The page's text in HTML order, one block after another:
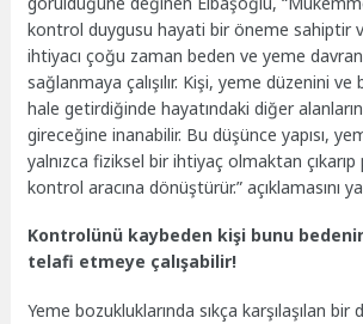
kontrol duygusu hayati bir öneme sahiptir
ihtiyacı çoğu zaman beden ve yeme
sağlanmaya çalışılır. Kişi, yeme düzenini ve
hale getirdiğinde hayatındaki diğer
gireceğine inanabilir. Bu düşünce yapısı,
yalnızca fiziksel bir ihtiyaç olmaktan
kontrol aracına dönüştürür.” açıklamasını
Kontrolünü kaybeden kişi bunu
telafi etmeye çalışabilir!
Yeme bozukluklarında sıkça karşılaşılan bir